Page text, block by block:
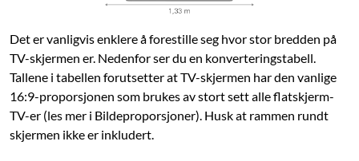
Det er vanligvis enklere å forestille seg hvor stor bredden på
TV-skjermen er. Nedenfor ser du en konverteringstabell.
Tallene i tabellen forutsetter at TV-skjermen har den vanlige
16:9-proporsjonen som brukes av stort sett alle flatskjerm-
TV-er (les mer i Bildeproporsjoner). Husk at rammen rundt
skjermen ikke er inkludert.